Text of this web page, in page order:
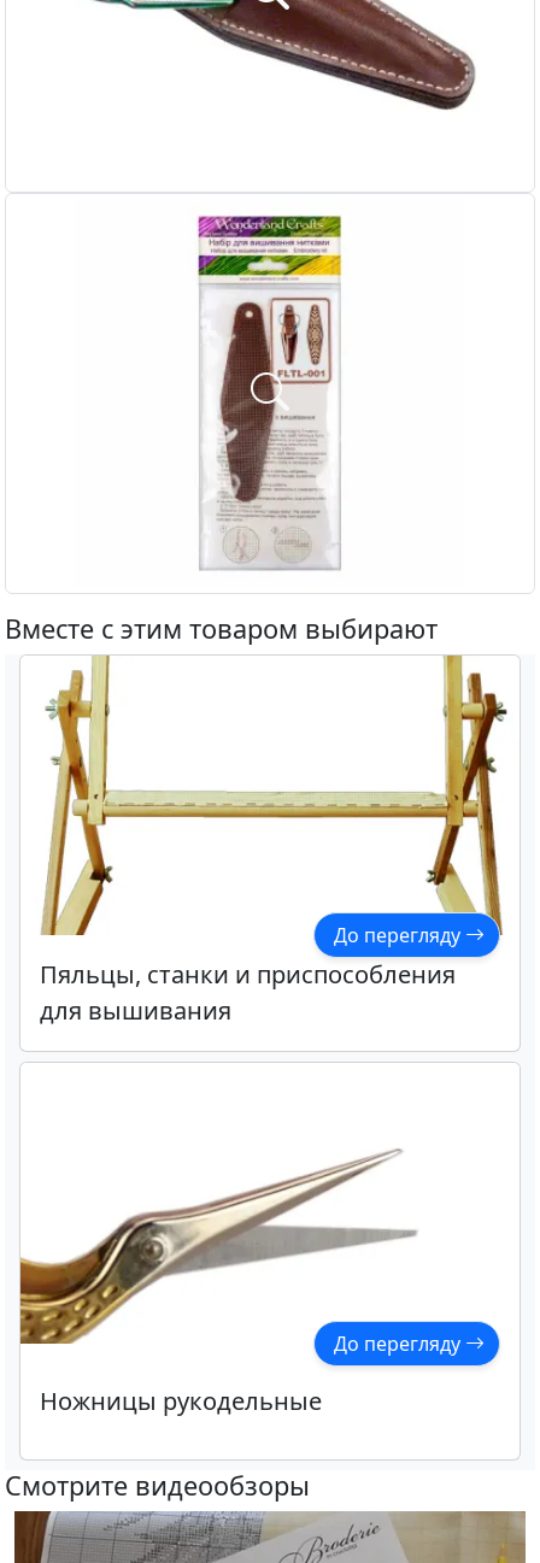
Вместе с этим товаром выбирают
До перегляду
Пяльцы, станки и приспособления
для вышивания
До перегляду
Ножницы рукодельные
Смотрите видеообзоры